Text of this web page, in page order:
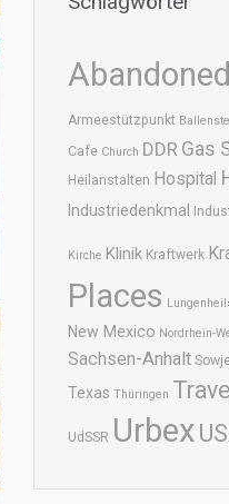
Armeestützpunkt
Cafe Church DDR Gas
Heilanstalten Hospital
Industriedenkmal
Kirche Klinik Kraftwerk
Places
New Mexico Nordrhein-
Sachsen-Anhalt
Texas Thüringen
UdSSR Urbex